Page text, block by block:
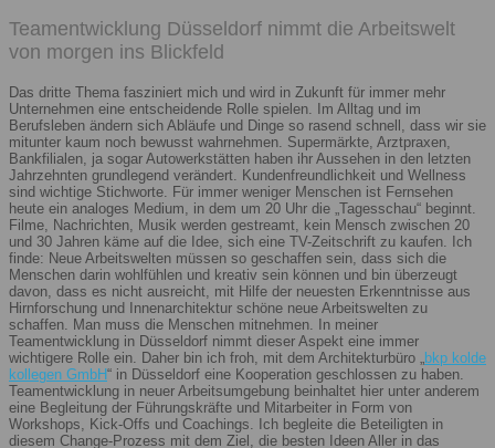
Teamentwicklung Düsseldorf nimmt die Arbeitswelt
von morgen ins Blickfeld
Das dritte Thema fasziniert mich und wird in Zukunft für immer mehr
Unternehmen eine entscheidende Rolle spielen. Im Alltag und im
Berufsleben ändern sich Abläufe und Dinge so rasend schnell, dass wir sie
mitunter kaum noch bewusst wahrnehmen. Supermärkte, Arztpraxen,
Bankfilialen, ja sogar Autowerkstätten haben ihr Aussehen in den letzten
Jahrzehnten grundlegend verändert. Kundenfreundlichkeit und Wellness
sind wichtige Stichworte. Für immer weniger Menschen ist Fernsehen
heute ein analoges Medium, in dem um 20 Uhr die „Tagesschau“ beginnt.
Filme, Nachrichten, Musik werden gestreamt, kein Mensch zwischen 20
und 30 Jahren käme auf die Idee, sich eine TV-Zeitschrift zu kaufen. Ich
finde: Neue Arbeitswelten müssen so geschaffen sein, dass sich die
Menschen darin wohlfühlen und kreativ sein können und bin überzeugt
davon, dass es nicht ausreicht, mit Hilfe der neuesten Erkenntnisse aus
Hirnforschung und Innenarchitektur schöne neue Arbeitswelten zu
schaffen. Man muss die Menschen mitnehmen. In meiner
Teamentwicklung in Düsseldorf nimmt dieser Aspekt eine immer
wichtigere Rolle ein. Daher bin ich froh, mit dem Architekturbüro „bkp kolde
kollegen GmbH“ in Düsseldorf eine Kooperation geschlossen zu haben.
Teamentwicklung in neuer Arbeitsumgebung beinhaltet hier unter anderem
eine Begleitung der Führungskräfte und Mitarbeiter in Form von
Workshops, Kick-Offs und Coachings. Ich begleite die Beteiligten in
diesem Change-Prozess mit dem Ziel, die besten Ideen Aller in das